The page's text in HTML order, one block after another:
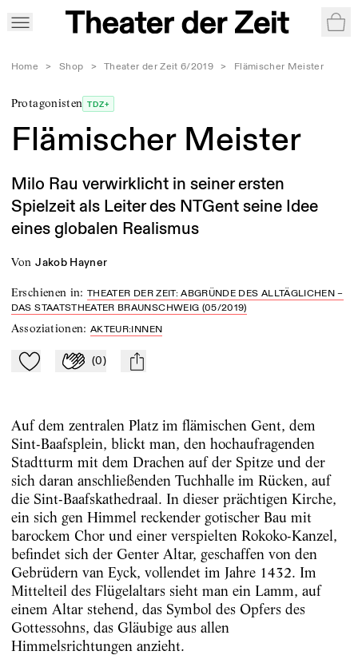
Home > Shop > Theater der Zeit 6/2019 > Flämischer Meister
Protagonisten TDZ+
Flämischer Meister
Milo Rau verwirklicht in seiner ersten
Spielzeit als Leiter des NTGent seine Idee
eines globalen Realismus
von Jakob Hayner
Erschienen in:THEATER DER ZEIT: ABGRÜNDE DES ALLTÄGLICHEN –
DAS STAATSTHEATER BRAUNSCHWEIG (05/2019)
Assoziationen:AKTEUR:INNEN
Zu Mein-TdZ hinzufügen
Applaudieren
(0) mail
Auf dem zentralen Platz im flämischen Gent, dem
Sint-Baafsplein, blickt man, den hochaufragenden
Stadtturm mit dem Drachen auf der Spitze und der
sich daran anschließenden Tuchhalle im Rücken, auf
die Sint-Baafskathedraal. In dieser prächtigen Kirche,
ein sich gen Himmel reckender gotischer Bau mit
barockem Chor und einer verspielten Rokoko-Kanzel,
befindet sich der Genter Altar, geschaffen von den
Gebrüdern van Eyck, vollendet im Jahre 1432. Im
Mittelteil des Flügelaltars sieht man ein Lamm, auf
einem Altar stehend, das Symbol des Opfers des
Gottessohns, das Gläubige aus allen
Himmelsrichtungen anzieht.